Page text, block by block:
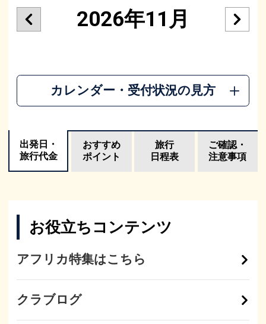
2026年11月
カレンダー・受付状況の見方
出発日・
旅行代金
おすすめ
ポイント
旅行
日程表
ご確認・
注意事項
お役立ちコンテンツ
アフリカ特集はこちら
クラブログ